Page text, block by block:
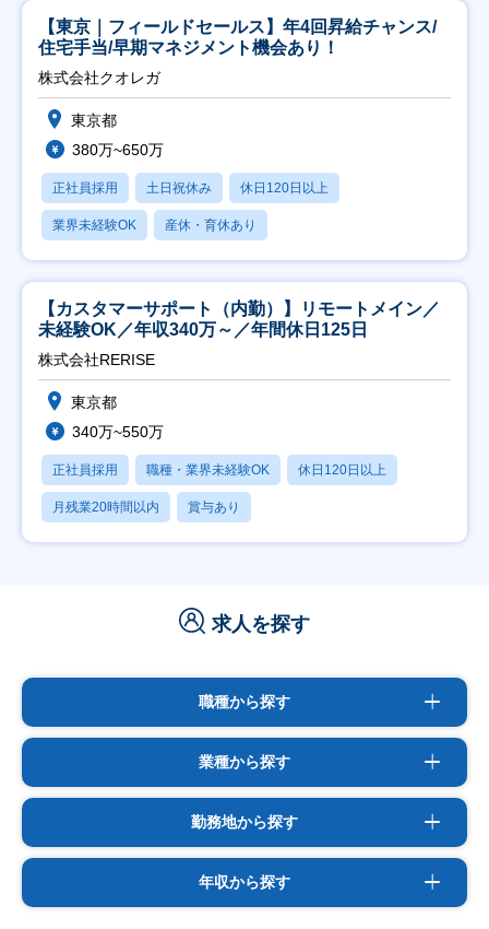
【東京｜フィールドセールス】年4回昇給チャンス/
住宅手当/早期マネジメント機会あり！
株式会社クオレガ
東京都
380万~650万
正社員採用 土日祝休み 休日120日以上
業界未経験OK 産休・育休あり
【カスタマーサポート（内勤）】リモートメイン／
未経験OK／年収340万～／年間休日125日
株式会社RERISE
東京都
340万~550万
正社員採用 職種・業界未経験OK 休日120日以上
月残業20時間以内 賞与あり
求人を探す
職種から探す
業種から探す
勤務地から探す
年収から探す